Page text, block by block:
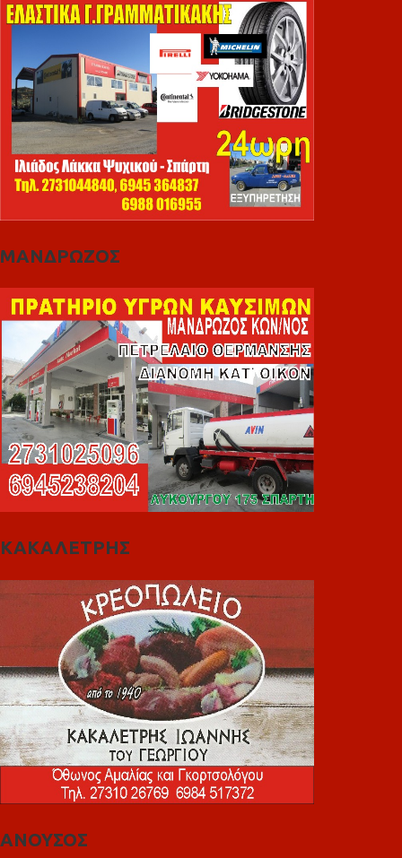
ΜΑΝΔΡΩΖΟΣ
ΚΑΚΑΛΕΤΡΗΣ
ΑΝΟΥΣΟΣ